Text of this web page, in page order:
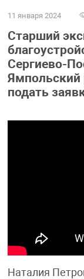
11 января 2024
Старший
Сергиево-
Ямпольский
подать
Наталия